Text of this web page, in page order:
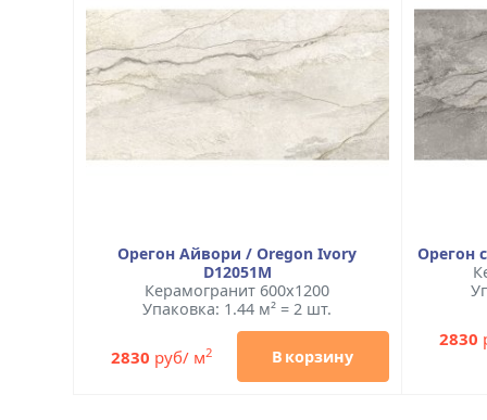
Орегон Айвори / Oregon Ivory
D12051M
Керамогранит 600x1200
Упаковка: 1.44 м² = 2 шт.
2830 руб/ м2 В корзину
Орегон
2830